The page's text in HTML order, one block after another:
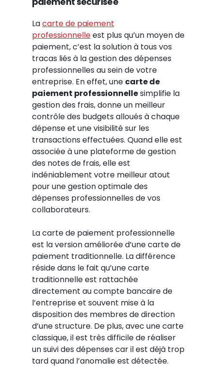
Lacarte de paiement
professionnelleest plus qu’un moyen de
paiement, c’est la solution à tous vos
tracas liés à la gestion des dépenses
professionnelles au sein de votre
entreprise. En effet, une carte de
paiement professionnellesimplifie la
gestion des frais, donne un meilleur
contrôle des budgets alloués à chaque
dépense et une visibilité sur les
transactions effectuées. Quand elle est
associée à une plateforme de gestion
des notes de frais, elle est
indéniablement votre meilleur atout
pour une gestion optimale des
dépenses professionnelles de vos
collaborateurs.
La carte de paiement professionnelle
est la version améliorée d’une carte de
paiement traditionnelle. La différence
réside dans le fait qu’une carte
traditionnelle est rattachée
directement au compte bancaire de
l’entreprise et souvent mise à la
disposition des membres de direction
d’une structure. De plus, avec une carte
classique, il est très difficile de réaliser
un suivi des dépenses car il est déjà trop
tard quand l’anomalie est détectée.